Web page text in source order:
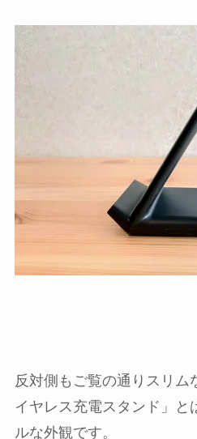
反対側もご覧の通りスリム
イヤレス充電スタンド」と
ルな外観です。